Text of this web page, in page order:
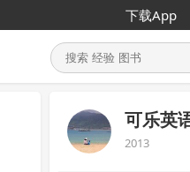
下载App
可乐英
2013